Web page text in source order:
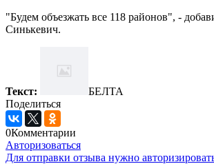
"Будем объезжать все 118 районов", -
Синькевич.
Текст:
БЕЛТА
Поделиться
0Комментарии
Авторизоваться
Для отправки отзыва нужно